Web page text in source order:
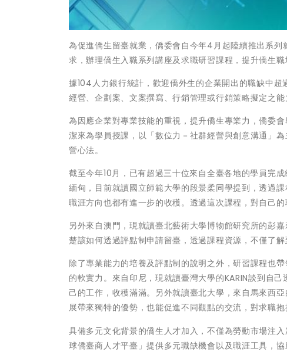
為促進僑生留臺就業，僑委會自今年4月起陸續推出系
求，辦理僑生入職系列講座及求職研習課程，提升僑生職
據104人力銀行統計，歡迎僑外生的企業開出的職缺中
經營、企劃案、文案撰寫、行銷管理或行銷策略擬定之能
為因應企業對專業技能的重視，提升僑生專業力，僑委
潔來為學員授課，以「數位力－社群經營與創意溝通」
營心法。
截至今年10月，已有超過三十位來自全臺各地的學員完
緬甸，目前就讀國立師範大學的段景柔同學提到，透過
職涯方向也都有進一步的收穫。透過這次課程，對自己
另外來自澳門，現就讀臺北藝術大學博物館研究所的彭
楚該如何透過評點制申請留臺，透過課程資源，不僅了
除了專業能力的培養及評點制的說明之外，研習課程也
的軟實力。來自印尼，現就讀臺灣大學的KARIN談到自
己的工作，收穫滿滿。另外就讀臺北大學，來自馬來西
展帶來獨特的優勢，也能促進不同觀點的交流，對求職抱
具備多元文化背景的僑生人才加入，不僅為勞動市場注
球僑臺商人才平臺」提供多元職缺機會以及職涯工具，